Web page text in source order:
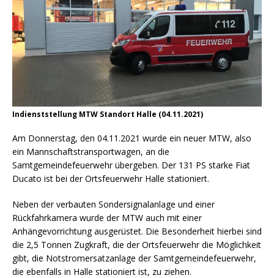
Indienststellung MTW Standort Halle (04.11.2021)
Am Donnerstag, den 04.11.2021 wurde ein neuer MTW, also
ein Mannschaftstransportwagen, an die
Samtgemeindefeuerwehr übergeben. Der 131 PS starke Fiat
Ducato ist bei der Ortsfeuerwehr Halle stationiert.
Neben der verbauten Sondersignalanlage und einer
Rückfahrkamera wurde der MTW auch mit einer
Anhängevorrichtung ausgerüstet. Die Besonderheit hierbei sind
die 2,5 Tonnen Zugkraft, die der Ortsfeuerwehr die Möglichkeit
gibt, die Notstromersatzanlage der Samtgemeindefeuerwehr,
die ebenfalls in Halle stationiert ist, zu ziehen.